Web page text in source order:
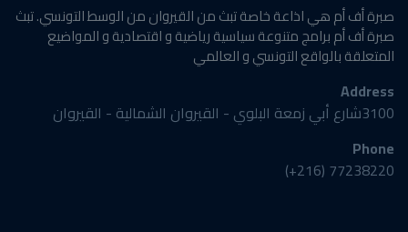
صبرة أف أم هي اذاعة خاصة تبث من القيروان من الوسط التونسي. تبث
صبرة أف أم برامج متنوعة سياسية رياضية و اقتصادية و المواضيع
المتعلقة بالواقع التونسي و العالمي
Address
3100شارع أبي زمعة البلوي - القيروان الشمالية - القيروان
Phone
77238220 (216+)